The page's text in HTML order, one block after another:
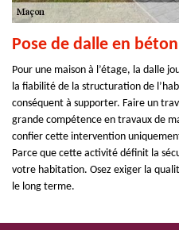
Pose de dalle en béton
Pour une maison à l’étage, la dalle
la fiabilité de la structuration de
conséquent à supporter. Faire un
grande compétence en travaux de
confier cette intervention
Parce que cette activité définit la
votre habitation. Osez exiger la
le long terme.